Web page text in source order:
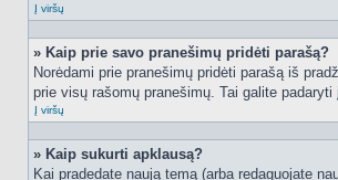
Į viršų
» Kaip prie savo pranešimų pridėti parašą?
Norėdami prie pranešimų pridėti parašą iš
prie visų rašomų pranešimų. Tai galite
Į viršų
» Kaip sukurti apklausą?
Kai pradedate naują temą (arba redaguojate